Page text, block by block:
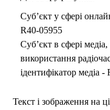
Суб’єкт у сфері
R40-05955
Суб’єкт в сфері
використання
ідентифікатор медіа -
Текст і зображення на